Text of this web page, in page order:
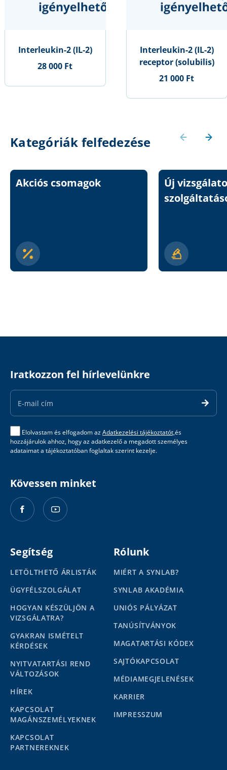
Interleukin-2 (IL-2)
28 000 Ft
Interleukin-2 (IL-2)
receptor (solubilis)
21 000 Ft
Kategóriák felfedezése
Akciós csomagok
Új
Iratkozzon fel hírlevelünkre
Email
Address
Elolvastam és elfogadom azAdatkezelési tájékoztatót,és
hozzájárulok ahhoz, hogy az adatkezelő a megadott személyes
adataimat a tájékoztatóban foglaltak szerint kezelje.
Kövessen minket
Segítség
LETÖLTHETŐ ÁRLISTÁK
ÜGYFÉLSZOLGÁLAT
HOGYAN KÉSZÜLJÖN A
VIZSGÁLATRA?
GYAKRAN ISMÉTELT
KÉRDÉSEK
NYITVATARTÁSI REND
VÁLTOZÁSOK
HÍREK
KAPCSOLAT
MAGÁNSZEMÉLYEKNEK
KAPCSOLAT
PARTNEREKNEK
Rólunk
MIÉRT A SYNLAB?
SYNLAB AKADÉMIA
UNIÓS PÁLYÁZAT
TANÚSÍTVÁNYOK
MAGATARTÁSI KÓDEX
SAJTÓKAPCSOLAT
MÉDIAMEGJELENÉSEK
KARRIER
IMPRESSZUM